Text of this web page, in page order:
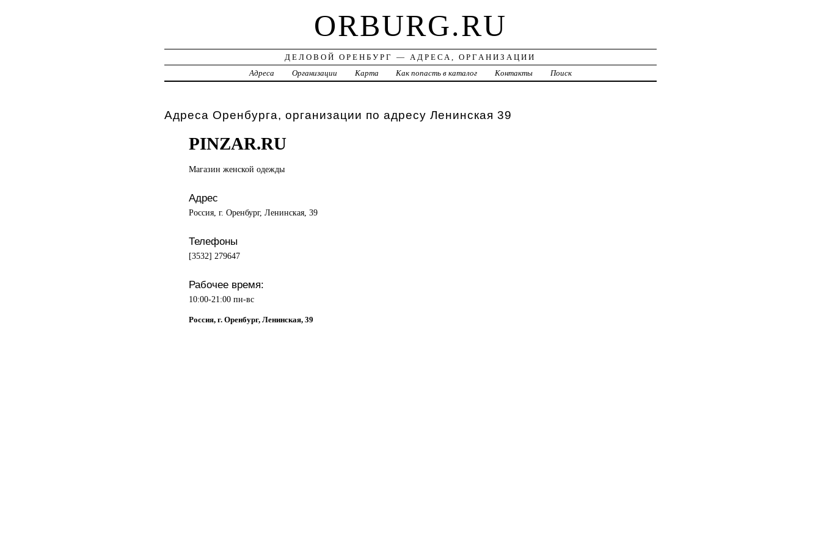
ORBURG.RU
ДЕЛОВОЙ ОРЕНБУРГ — АДРЕСА, ОРГАНИЗАЦИИ
Адреса
Организации Карта Как попасть в каталог Контакты Поиск
Адреса Оренбурга, организации по адресу Ленинская 39
PINZAR.RU
Магазин женской одежды
Адрес
Россия, г. Оренбург, Ленинская, 39
Телефоны
[3532] 279647
Рабочее время:
10:00-21:00 пн-вс
Россия, г. Оренбург, Ленинская, 39